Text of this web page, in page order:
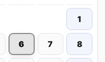
1
6 7 8